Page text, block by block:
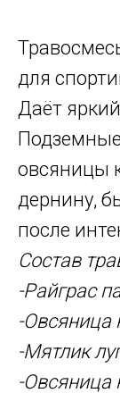
для
Даёт
Подземные
овсяницы
дернину,
после
Состав
-Райграс
-Овсяница
-Мятлик
-Овсяница